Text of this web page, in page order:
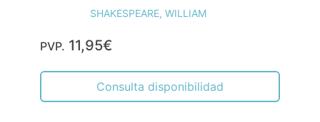
SHAKESPEARE, WILLIAM
PVP. 11,95€
Consulta disponibilidad